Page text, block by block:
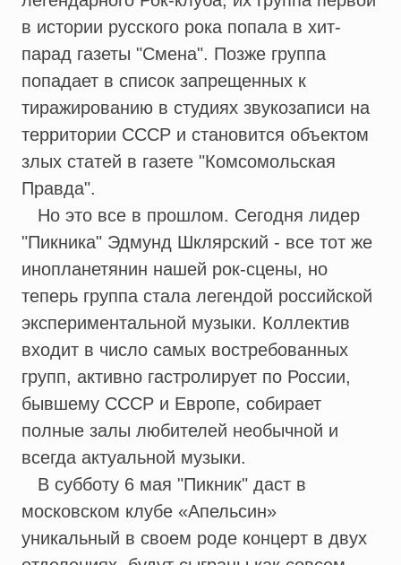
в истории русского рока попала в хит-
парад газеты "Смена". Позже группа
попадает в список запрещенных к
тиражированию в студиях звукозаписи на
территории СССР и становится объектом
злых статей в газете "Комсомольская
Правда".
Но это все в прошлом. Сегодня лидер
"Пикника" Эдмунд Шклярский - все тот же
инопланетянин нашей рок-сцены, но
теперь группа стала легендой российской
экспериментальной музыки. Коллектив
входит в число самых востребованных
групп, активно гастролирует по России,
бывшему СССР и Европе, собирает
полные залы любителей необычной и
всегда актуальной музыки.
В субботу 6 мая "Пикник" даст в
московском клубе «Апельсин»
уникальный в своем роде концерт в двух